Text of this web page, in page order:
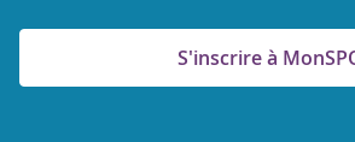
S'inscrire à